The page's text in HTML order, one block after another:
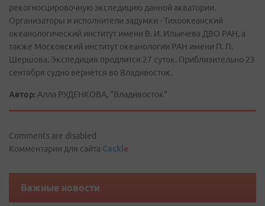
рекогносцировочную экспедицию данной акватории.
Организаторы и исполнители задумки - Тихоокеанский
океанологический институт имени В. И. Ильичева ДВО РАН, а
также Московский институт океанологии РАН имени П. П.
Шершова. Экспедиция продлится 27 суток. Приблизительно 23
сентября судно вернется во Владивосток.
Автор: Алла РУДЕНКОВА, "Владивосток"
Comments are disabled
Комментарии для сайта Cackle
Важные новости